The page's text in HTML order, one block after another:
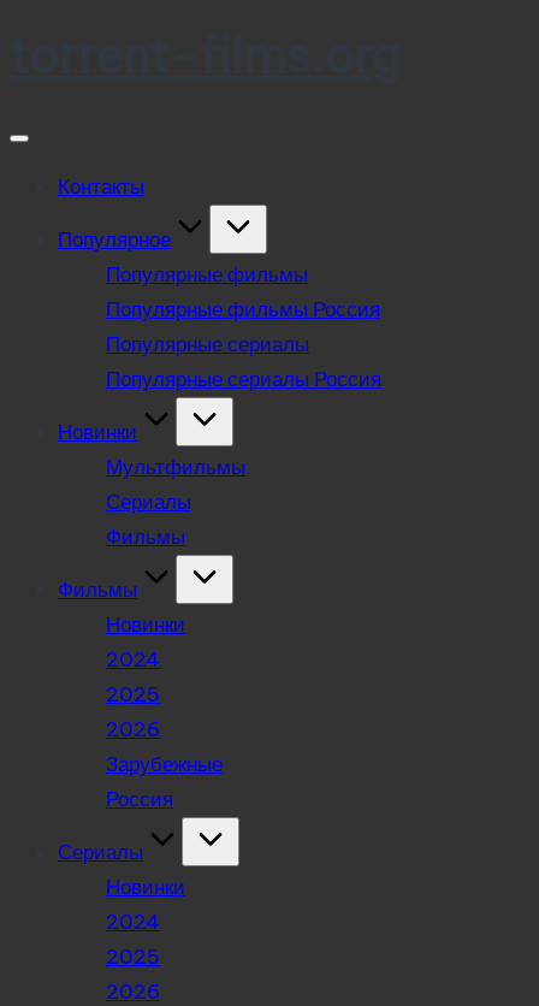
Контакты
Популярное
Популярные фильмы
Популярные фильмы Россия
Популярные сериалы
Популярные сериалы Россия
Новинки
Мультфильмы
Сериалы
Фильмы
Фильмы
Новинки
2024
2025
2026
Зарубежные
Россия
Сериалы
Новинки
2024
2025
2026